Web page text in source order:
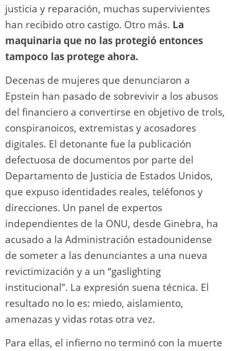
justicia y reparación, muchas supervivientes
han recibido otro castigo. Otro más. La
maquinaria que no las protegió entonces
tampoco las protege ahora.
Decenas de mujeres que denunciaron a
Epstein han pasado de sobrevivir a los abusos
del financiero a convertirse en objetivo de trols,
conspiranoicos, extremistas y acosadores
digitales. El detonante fue la publicación
defectuosa de documentos por parte del
Departamento de Justicia de Estados Unidos,
que expuso identidades reales, teléfonos y
direcciones. Un panel de expertos
independientes de la ONU, desde Ginebra, ha
acusado a la Administración estadounidense
de someter a las denunciantes a una nueva
revictimización y a un “gaslighting
institucional”. La expresión suena técnica. El
resultado no lo es: miedo, aislamiento,
amenazas y vidas rotas otra vez.
Para ellas, el infierno no terminó con la muerte